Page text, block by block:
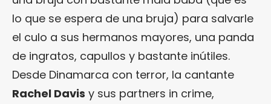
lo que se espera de una bruja) para salvarle
el culo a sus hermanos mayores, una panda
de ingratos, capullos y bastante inútiles.
Desde Dinamarca con terror, la cantante
Rachel Davis y sus partners in crime,